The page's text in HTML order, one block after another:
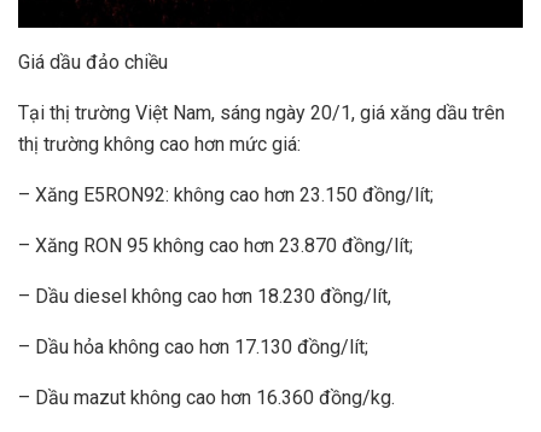
Giá dầu đảo chiều
Tại thị trường Việt Nam, sáng ngày 20/1, giá xăng dầu trên
thị trường không cao hơn mức giá:
– Xăng E5RON92: không cao hơn 23.150 đồng/lít;
– Xăng RON 95 không cao hơn 23.870 đồng/lít;
– Dầu diesel không cao hơn 18.230 đồng/lít,
– Dầu hỏa không cao hơn 17.130 đồng/lít;
– Dầu mazut không cao hơn 16.360 đồng/kg.